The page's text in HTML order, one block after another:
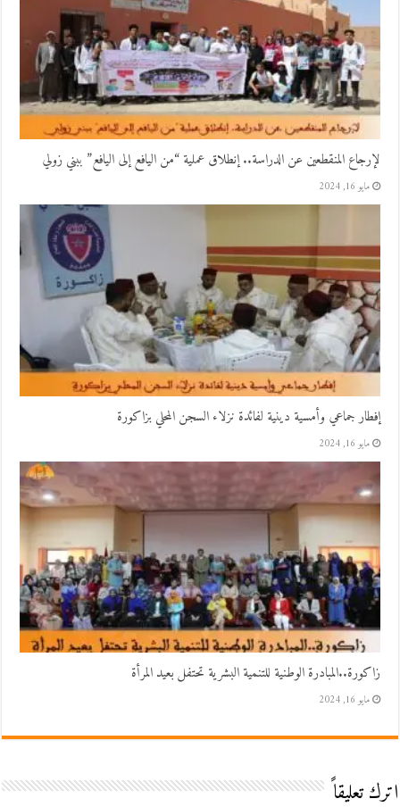
لإرجاع المنقطعين عن الدراسة.. إنطلاق عملية “من اليافع إلى اليافع” ببني زولي
مايو 16, 2024
إفطار جماعي وأمسية دينية لفائدة نزلاء السجن المحلي بزاكورة
مايو 16, 2024
زاكورة..المبادرة الوطنية للتنمية البشرية تحتفل بعيد المرأة
مايو 16, 2024
اترك تعليقاً